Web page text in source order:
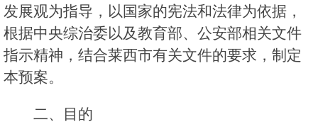
发展观为指导，以国家的宪法和法律为依据，
根据中央综治委以及教育部、公安部相关文件
指示精神，结合莱西市有关文件的要求，制定
本预案。
二、目的